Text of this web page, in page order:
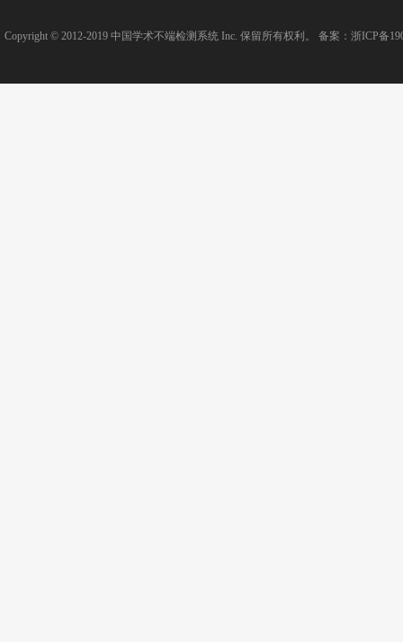
Copyright © 2012-2019 中国学术不端检测系统 Inc. 保留所有权利。 备案： 浙ICP备